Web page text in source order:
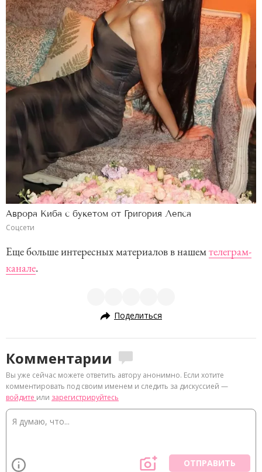
Аврора Киба с букетом от Григория Лепса
Соцсети
Еще больше интересных материалов в нашемтелеграм-
канале.
Поделиться
Комментарии
Вы уже сейчас можете ответить автору анонимно. Если хотите
комментировать под своим именем и следить за дискуссией —
войдите или зарегистрируйтесь
ОТПРАВИТЬ